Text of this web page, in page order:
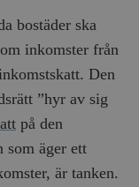
bostäder ska
inkomster från
Den
”hyr av sig
på den
som äger ett
är tanken.